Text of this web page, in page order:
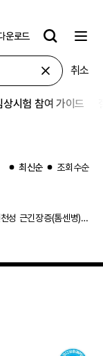
운로드
취소
상시험 참여 가이드
최신순 조회수순
성 근긴장증(톰센병)의